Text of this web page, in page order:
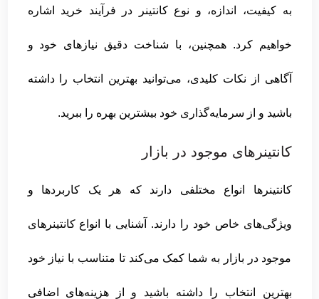
به کیفیت، اندازه، و نوع کانتینر در فرآیند خرید اشاره
خواهیم کرد. همچنین، با شناخت دقیق نیازهای خود و
آگاهی از نکات کلیدی، می‌توانید بهترین انتخاب را داشته
باشید و از سرمایه‌گذاری خود بیشترین بهره را ببرید.
کانتینرهای موجود در بازار
کانتینرها انواع مختلفی دارند که هر یک کاربردها و
ویژگی‌های خاص خود را دارند. آشنایی با انواع کانتینرهای
موجود در بازار به شما کمک می‌کند تا متناسب با نیاز خود
بهترین انتخاب را داشته باشید و از هزینه‌های اضافی